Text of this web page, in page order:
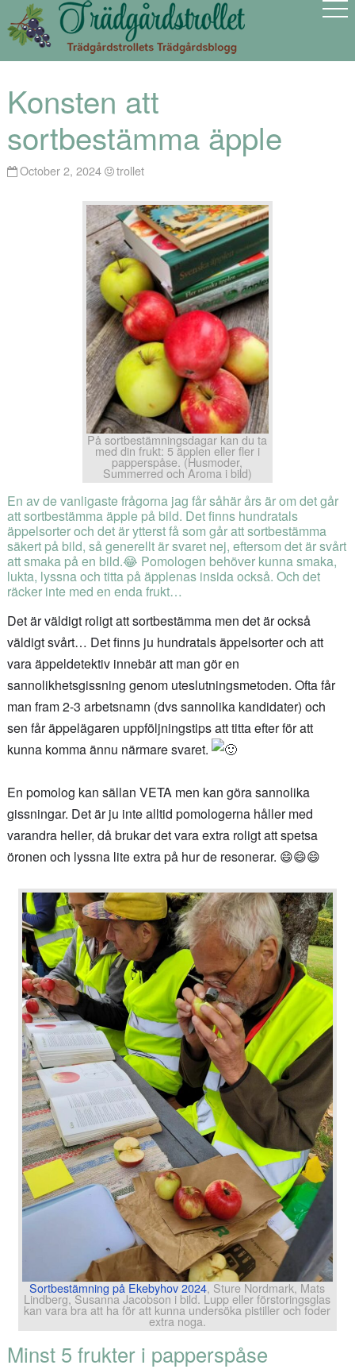
Konsten att
sortbestämma äpple
October 2, 2024 trollet
På sortbestämningsdagar kan du ta
med din frukt: 5 äpplen eller fler i
papperspåse. (Husmoder,
Summerred och Aroma i bild)
En av de vanligaste frågorna jag får såhär års är om det går
att sortbestämma äpple på bild. Det finns hundratals
äppelsorter och det är ytterst få som går att sortbestämma
säkert på bild, så generellt är svaret nej, eftersom det är svårt
att smaka på en bild.😂 Pomologen behöver kunna smaka,
lukta, lyssna och titta på äpplenas insida också. Och det
räcker inte med en enda frukt…
Det är väldigt roligt att sortbestämma men det är också
väldigt svårt… Det finns ju hundratals äppelsorter och att
vara äppeldetektiv innebär att man gör en
sannolikhetsgissning genom uteslutningsmetoden. Ofta får
man fram 2-3 arbetsnamn (dvs sannolika kandidater) och
sen får äppelägaren uppföljningstips att titta efter för att
kunna komma ännu närmare svaret.
En pomolog kan sällan VETA men kan göra sannolika
gissningar. Det är ju inte alltid pomologerna håller med
varandra heller, då brukar det vara extra roligt att spetsa
öronen och lyssna lite extra på hur de resonerar. 😄😄😄
Sortbestämning på Ekebyhov 2024, Sture Nordmark, Mats
Lindberg, Susanna Jacobson i bild. Lupp eller förstoringsglas
kan vara bra att ha för att kunna undersöka pistiller och foder
extra noga.
Minst 5 frukter i papperspåse